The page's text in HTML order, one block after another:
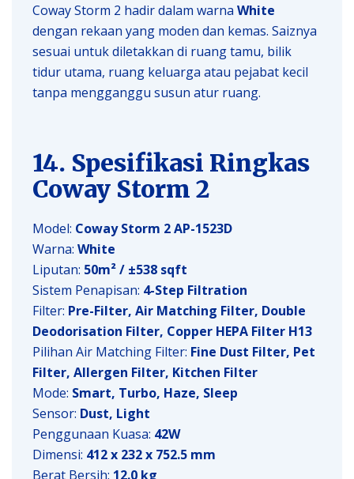
Coway Storm 2 hadir dalam warna White
dengan rekaan yang moden dan kemas. Saiznya
sesuai untuk diletakkan di ruang tamu, bilik
tidur utama, ruang keluarga atau pejabat kecil
tanpa mengganggu susun atur ruang.
14. Spesifikasi Ringkas
Coway Storm 2
Model: Coway Storm 2 AP-1523D
Warna: White
Liputan: 50m² / ±538 sqft
Sistem Penapisan: 4-Step Filtration
Filter: Pre-Filter, Air Matching Filter, Double
Deodorisation Filter, Copper HEPA Filter H13
Pilihan Air Matching Filter: Fine Dust Filter, Pet
Filter, Allergen Filter, Kitchen Filter
Mode: Smart, Turbo, Haze, Sleep
Sensor: Dust, Light
Penggunaan Kuasa: 42W
Dimensi: 412 x 232 x 752.5 mm
Berat Bersih: 12.0 kg